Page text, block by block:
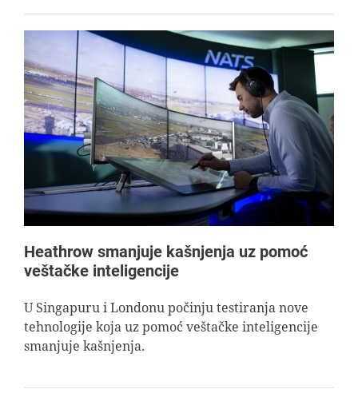
Heathrow smanjuje kašnjenja uz pomoć
veštačke inteligencije
U Singapuru i Londonu počinju testiranja nove
tehnologije koja uz pomoć veštačke inteligencije
smanjuje kašnjenja.